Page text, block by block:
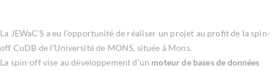
La JEWaC’S a eu l’opportunité de réaliser un projet au profit de la spin-
off CuDB de l’Université de MONS, située à Mons.
La spin-off vise au développement d’un moteur de bases de données